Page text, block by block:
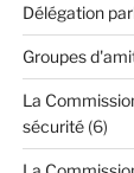
Délégation
Groupes
La
sécurité(6)